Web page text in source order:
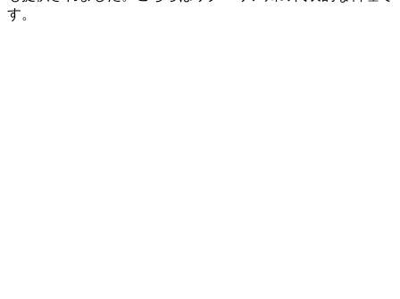
す。